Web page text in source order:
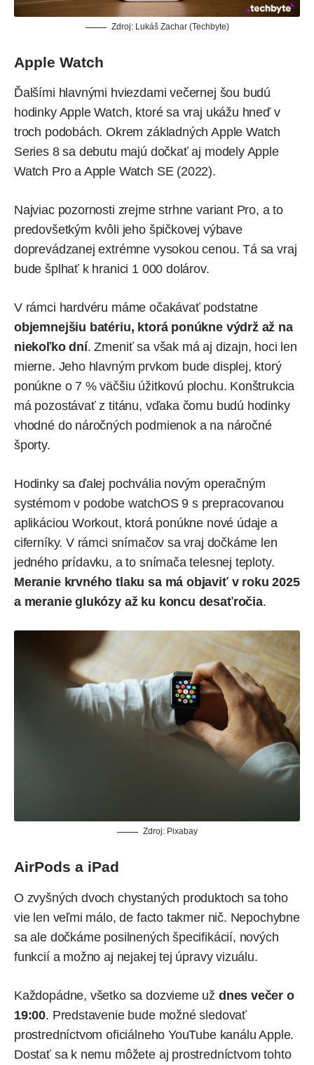
Zdroj: Lukáš Zachar (Techbyte)
Apple Watch
Ďalšími hlavnými hviezdami večernej šou budú
hodinky Apple Watch, ktoré sa vraj ukážu hneď v
troch podobách. Okrem základných Apple Watch
Series 8 sa debutu majú dočkať aj modely Apple
Watch Pro a Apple Watch SE (2022).
Najviac pozornosti zrejme strhne variant Pro, a to
predovšetkým kvôli jeho špičkovej výbave
doprevádzanej extrémne vysokou cenou. Tá sa vraj
budešplhať k hranici 1 000 dolárov.
V rámci hardvéru máme očakávať podstatne
objemnejšiu batériu, ktorá ponúkne výdrž až na
niekoľko dní. Zmeniť sa však má aj dizajn, hoci len
mierne. Jeho hlavným prvkom bude displej, ktorý
ponúkne o 7 % väčšiu úžitkovú plochu. Konštrukcia
má pozostávať z titánu, vďaka čomu budú hodinky
vhodné do náročných podmienok a na náročné
športy.
Hodinky sa ďalej pochvália novým operačným
systémom v podobe watchOS 9 s prepracovanou
aplikáciou Workout, ktorá ponúkne nové údaje a
ciferníky. V rámci snímačov sa vraj dočkáme len
jedného prídavku, a to snímača telesnej teploty.
Meranie krvného tlaku sa má objaviť v roku 2025
a meranie glukózy až ku koncu desaťročia.
Zdroj: Pixabay
AirPods a iPad
O zvyšných dvoch chystaných produktoch sa toho
vie len veľmi málo, de facto takmer nič. Nepochybne
sa ale dočkáme posilnených špecifikácií, nových
funkcií a možno aj nejakej tej úpravy vizuálu.
Každopádne, všetko sa dozvieme už dnes večer o
19:00. Predstavenie bude možné sledovať
prostredníctvomoficiálneho YouTube kanálu Apple.
Dostať sa k nemu môžete aj prostredníctvomtohto